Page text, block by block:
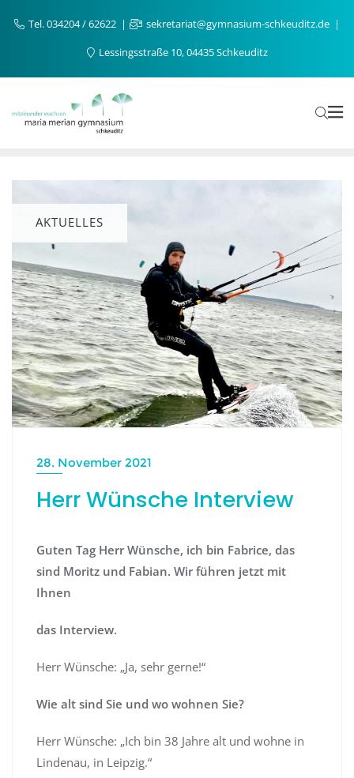
Tel. 034204 / 62622
sekretariat@gymnasium-schkeuditz.de
Lessingsstraße 10, 04435 Schkeuditz
AKTUELLES
28. November 2021
Herr Wünsche Interview
Guten Tag Herr Wünsche, ich bin Fabrice, das
sind Moritz und Fabian. Wir führen jetzt mit
Ihnen
das Interview.
Herr Wünsche: „Ja, sehr gerne!“
Wie alt sind Sie und wo wohnen Sie?
Herr Wünsche: „Ich bin 38 Jahre alt und wohne in
Lindenau, in Leipzig.“